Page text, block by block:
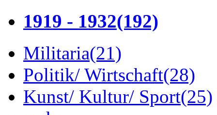
1919 - 1932(192)
Militaria(21)
Politik/ Wirtschaft(28)
Kunst/ Kultur/ Sport(25)